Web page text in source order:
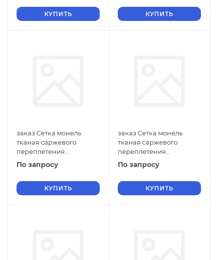
ячейки
КУПИТЬ
ячейки
КУПИТЬ
заказ Сетка монель
тканая саржевого
переплетения
двусторонняя
фильтровая 0,7х0,3 мм
ячейки
По запросу
КУПИТЬ
заказ Сетка монель
тканая саржевого
переплетения
двусторонняя
фильтровая 0,7х0,2 мм
ячейки
По запросу
КУПИТЬ